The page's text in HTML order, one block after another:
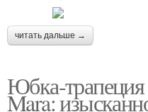
читать дальше →
Юбка-
Mara: